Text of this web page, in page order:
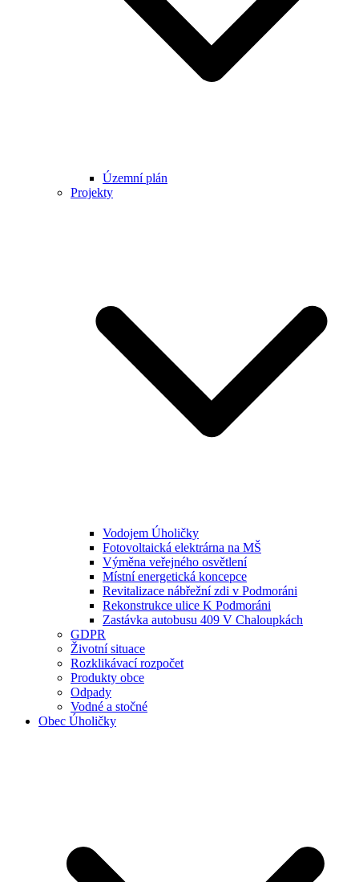
Územní plán
Projekty
Vodojem Úholičky
Fotovoltaická elektrárna na MŠ
Výměna veřejného osvětlení
Místní energetická koncepce
Revitalizace nábřežní zdi v Podmoráni
Rekonstrukce ulice K Podmoráni
Zastávka autobusu 409 V Chaloupkách
GDPR
Životní situace
Rozklikávací rozpočet
Produkty obce
Odpady
Vodné a stočné
Obec Úholičky